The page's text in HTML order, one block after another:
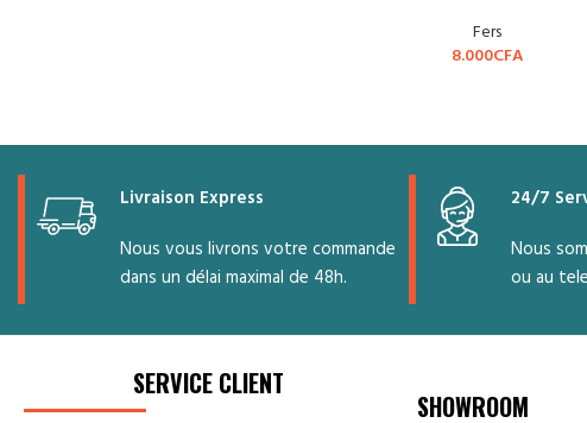
Fers
8.000CFA
Livraison Express
Nous vous livrons votre commande
dans un délai maximal de 48h.
24/7
Nous
ou au
SERVICE CLIENT
SHOWROOM